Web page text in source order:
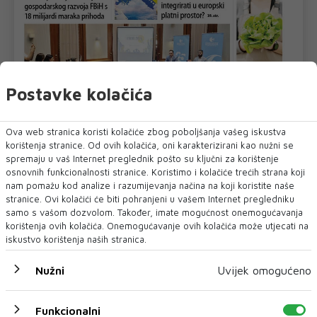
U novom broju pročitajte
Crna kronika
Postavke kolačića
Ova web stranica koristi kolačiće zbog poboljšanja vašeg iskustva
korištenja stranice. Od ovih kolačića, oni karakterizirani kao nužni se
spremaju u vaš Internet preglednik pošto su ključni za korištenje
osnovnih funkcionalnosti stranice. Koristimo i kolačiće trećih strana koji
nam pomažu kod analize i razumijevanja načina na koji koristite naše
stranice. Ovi kolačići će biti pohranjeni u vašem Internet pregledniku
samo s vašom dozvolom. Također, imate mogućnost onemogućavanja
korištenja ovih kolačića. Onemogućavanje ovih kolačića može utjecati na
iskustvo korištenja naših stranica.
Nužni Uvijek omogućeno
Funkcionalni